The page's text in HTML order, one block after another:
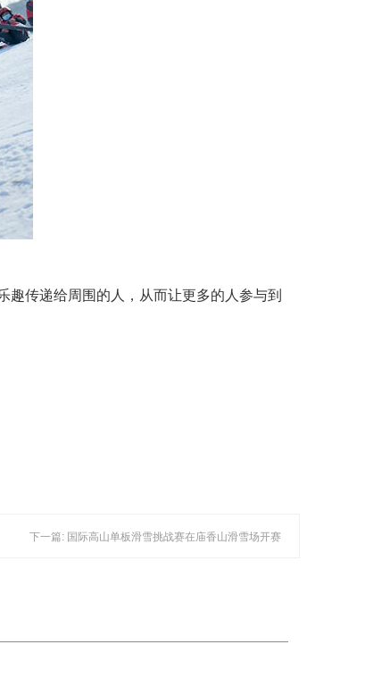
传递给周围的人，从而让更多的人参与到
下一篇: 国际高山单板滑雪挑战赛在庙香山滑雪场开赛